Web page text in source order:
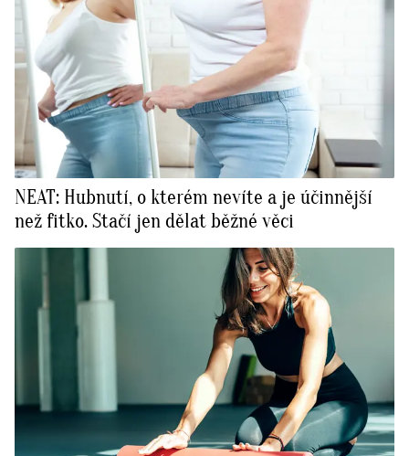
NEAT: Hubnutí, o kterém nevíte a je účinnější
než fitko. Stačí jen dělat běžné věci